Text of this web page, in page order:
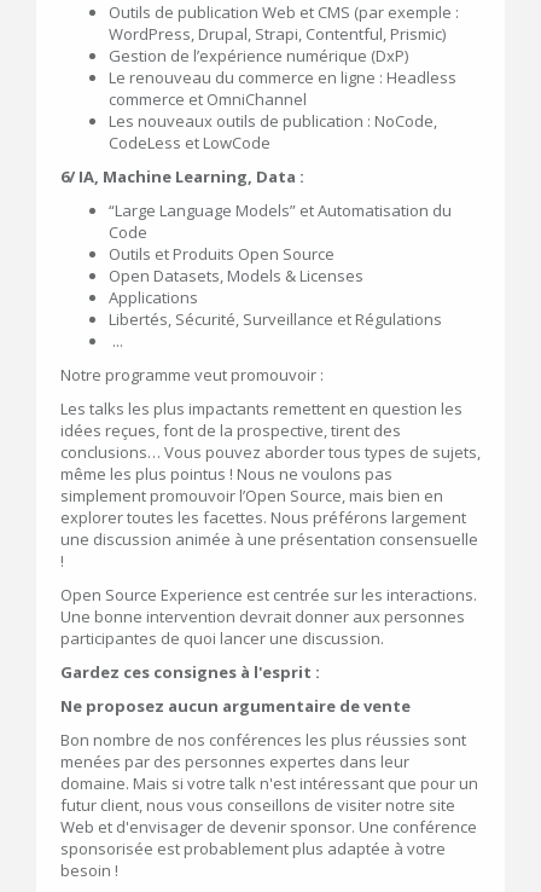
Outils de publication Web et CMS (par exemple :
WordPress, Drupal, Strapi, Contentful, Prismic)
Gestion de l’expérience numérique (DxP)
Le renouveau du commerce en ligne : Headless
commerce et OmniChannel
Les nouveaux outils de publication : NoCode,
CodeLess et LowCode
6/ IA, Machine Learning, Data :
“Large Language Models” et Automatisation du
Code
Outils et Produits Open Source
Open Datasets, Models & Licenses
Applications
Libertés, Sécurité, Surveillance et Régulations
...
Notre programme veut promouvoir :
Les talks les plus impactants remettent en question les
idées reçues, font de la prospective, tirent des
conclusions… Vous pouvez aborder tous types de sujets,
même les plus pointus ! Nous ne voulons pas
simplement promouvoir l’Open Source, mais bien en
explorer toutes les facettes. Nous préférons largement
une discussion animée à une présentation consensuelle
!
Open Source Experience est centrée sur les interactions.
Une bonne intervention devrait donner aux personnes
participantes de quoi lancer une discussion.
Gardez ces consignes à l'esprit :
Ne proposez aucun argumentaire de vente
Bon nombre de nos conférences les plus réussies sont
menées par des personnes expertes dans leur
domaine. Mais si votre talk n'est intéressant que pour un
futur client, nous vous conseillons de visiter notre site
Web et d'envisager de devenir sponsor. Une conférence
sponsorisée est probablement plus adaptée à votre
besoin !